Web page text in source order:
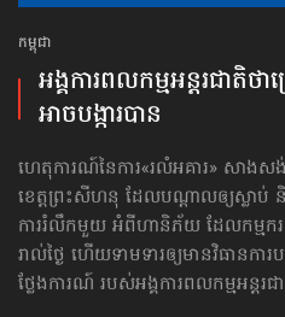
កម្ពុជា
អង្គការ​ពលកម្ម​អន្តរជាតិ​ថ
អាច​បង្ការបាន
ហេតុការណ៍​នៃការ«រលំអគារ» សា
ខេត្តព្រះសីហនុ ដែលបណ្ដាលឲ្យស្លាប់
ការរំលឹកមួយ អំពីហានិភ័យ ដែលកម្មករ
រាល់ថ្ងៃ ហើយទាមទារឲ្យមានវិធានការ
ថ្លែងការណ៍ របស់អង្គការពលកម្មអន្តរជ